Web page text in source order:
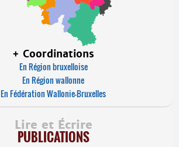
+ Coordinations
En Région bruxelloise
En Région wallonne
En Fédération Wallonie-Bruxelles
Lire et Écrire
PUBLICATIONS